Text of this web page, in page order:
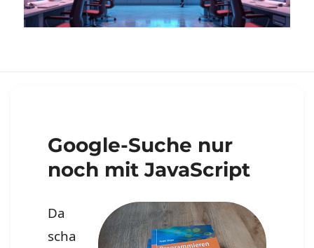
Google-Suche nur
noch mit JavaScript
Da
scha